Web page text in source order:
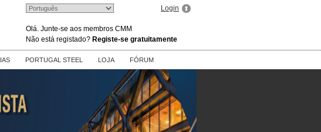
Olá. Junte-se aos membros CMM
Não está registado? Registe-se gratuitamente
Login
PORTUGAL STEEL LOJA FÓRUM